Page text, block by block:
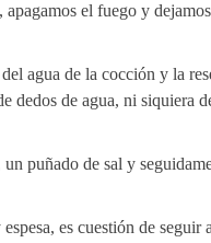
apagamos el fuego y
agua de la cocción y la
dedos de agua, ni siquiera
puñado de sal y
es cuestión de seguir